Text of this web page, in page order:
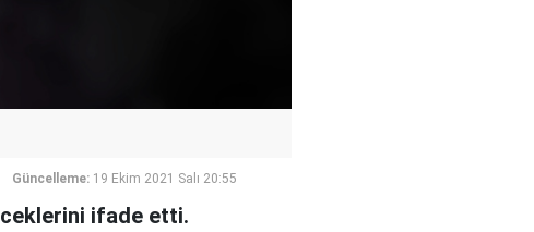
Güncelleme: 19 Ekim 2021 Salı 20:55
ifade etti.